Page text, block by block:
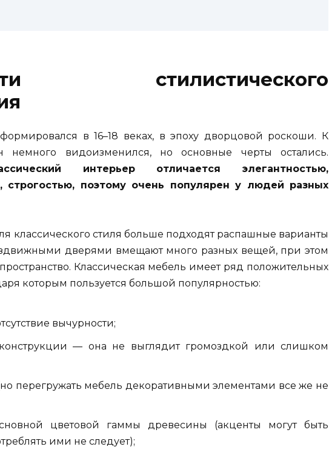
стилистического
в 16–18 веках, в эпоху дворцовой роскоши. К
видоизменился, но основные черты остались.
интерьер отличается элегантностью,
строгостью, поэтому очень популярен у людей разных
классического стиля больше подходят распашные варианты
дверями вмещают много разных вещей, при этом
Классическая мебель имеет ряд положительных
которым пользуется большой популярностью:
вычурности;
— она не выглядит громоздкой или слишком
перегружать мебель декоративными элементами все же не
цветовой гаммы древесины (акценты могут быть
ими не следует);